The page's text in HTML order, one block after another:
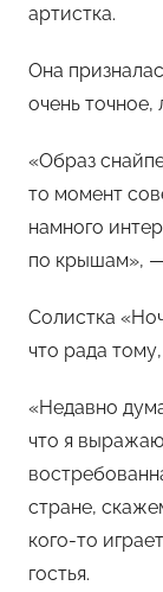
артистка.
Она
очень точное,
«Образ
то момент
намного
по крышам»,
Солистка
что рада
«Недавно
что я
стране,
кого-то
гостья.